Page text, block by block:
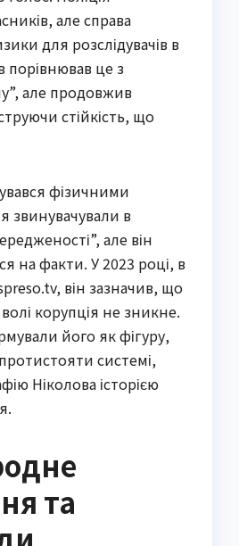
але справа
для розслідувачів в
порівнював це з
але продовжив
стійкість, що
фізичними
звинувачували в
але він
на факти. У 2023 році, в
він зазначив, що
корупція не зникне.
його як фігуру,
системі,
Ніколова історією
та